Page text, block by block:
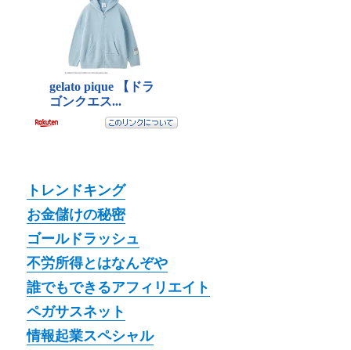
トレンドキング
お金儲けの秘密
ゴールドラッシュ
不労所得とはなんぞや
誰でもできるアフィリエイト
ペガサスネット
情報起業スペシャル